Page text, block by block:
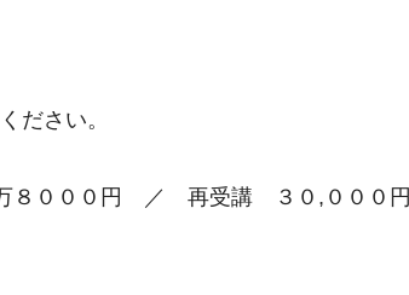
ださい。
万８０００円 ／ 再受講 ３０,０００円